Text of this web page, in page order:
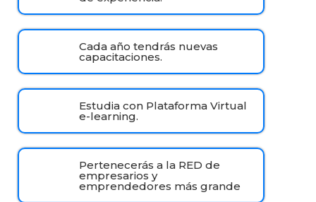
Cada año tendrás nuevas
capacitaciones.
Estudia con Plataforma Virtual
e-learning.
Pertenecerás a la RED de
empresarios y
emprendedores más grande